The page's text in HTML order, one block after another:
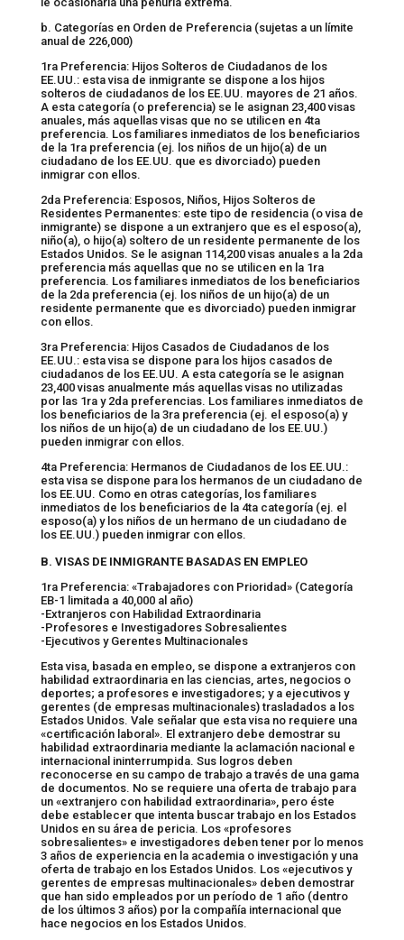
b. Categorías en Orden de Preferencia (sujetas a un límite
anual de 226,000)
1ra Preferencia: Hijos Solteros de Ciudadanos de los
EE.UU.: esta visa de inmigrante se dispone a los hijos
solteros de ciudadanos de los EE.UU. mayores de 21 años.
A esta categoría (o preferencia) se le asignan 23,400 visas
anuales, más aquellas visas que no se utilicen en 4ta
preferencia. Los familiares inmediatos de los beneficiarios
de la 1ra preferencia (ej. los niños de un hijo(a) de un
ciudadano de los EE.UU. que es divorciado) pueden
inmigrar con ellos.
2da Preferencia: Esposos, Niños, Hijos Solteros de
Residentes Permanentes: este tipo de residencia (o visa de
inmigrante) se dispone a un extranjero que es el esposo(a),
niño(a), o hijo(a) soltero de un residente permanente de los
Estados Unidos. Se le asignan 114,200 visas anuales a la 2da
preferencia más aquellas que no se utilicen en la 1ra
preferencia. Los familiares inmediatos de los beneficiarios
de la 2da preferencia (ej. los niños de un hijo(a) de un
residente permanente que es divorciado) pueden inmigrar
con ellos.
3ra Preferencia: Hijos Casados de Ciudadanos de los
EE.UU.: esta visa se dispone para los hijos casados de
ciudadanos de los EE.UU. A esta categoría se le asignan
23,400 visas anualmente más aquellas visas no utilizadas
por las 1ra y 2da preferencias. Los familiares inmediatos de
los beneficiarios de la 3ra preferencia (ej. el esposo(a) y
los niños de un hijo(a) de un ciudadano de los EE.UU.)
pueden inmigrar con ellos.
4ta Preferencia: Hermanos de Ciudadanos de los EE.UU.:
esta visa se dispone para los hermanos de un ciudadano de
los EE.UU. Como en otras categorías, los familiares
inmediatos de los beneficiarios de la 4ta categoría (ej. el
esposo(a) y los niños de un hermano de un ciudadano de
los EE.UU.) pueden inmigrar con ellos.
B. VISAS DE INMIGRANTE BASADAS EN EMPLEO
1ra Preferencia: «Trabajadores con Prioridad» (Categoría
EB-1 limitada a 40,000 al año)
-Extranjeros con Habilidad Extraordinaria
-Profesores e Investigadores Sobresalientes
-Ejecutivos y Gerentes Multinacionales
Esta visa, basada en empleo, se dispone a extranjeros con
habilidad extraordinaria en las ciencias, artes, negocios o
deportes; a profesores e investigadores; y a ejecutivos y
gerentes (de empresas multinacionales) trasladados a los
Estados Unidos. Vale señalar que esta visa no requiere una
«certificación laboral». El extranjero debe demostrar su
habilidad extraordinaria mediante la aclamación nacional e
internacional ininterrumpida. Sus logros deben
reconocerse en su campo de trabajo a través de una gama
de documentos. No se requiere una oferta de trabajo para
un «extranjero con habilidad extraordinaria», pero éste
debe establecer que intenta buscar trabajo en los Estados
Unidos en su área de pericia. Los «profesores
sobresalientes» e investigadores deben tener por lo menos
3 años de experiencia en la academia o investigación y una
oferta de trabajo en los Estados Unidos. Los «ejecutivos y
gerentes de empresas multinacionales» deben demostrar
que han sido empleados por un período de 1 año (dentro
de los últimos 3 años) por la compañía internacional que
hace negocios en los Estados Unidos.